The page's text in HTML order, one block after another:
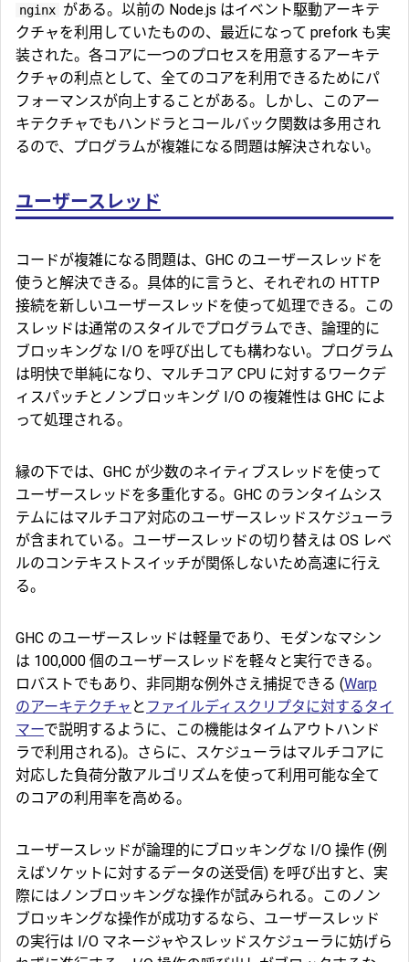
nginx がある。以前の Node.js はイベント駆動アーキテ
クチャを利用していたものの、最近になって prefork も実
装された。各コアに一つのプロセスを用意するアーキテ
クチャの利点として、全てのコアを利用できるためにパ
フォーマンスが向上することがある。しかし、このアー
キテクチャでもハンドラとコールバック関数は多用され
るので、プログラムが複雑になる問題は解決されない。
ユーザースレッド
コードが複雑になる問題は、GHC のユーザースレッドを
使うと解決できる。具体的に言うと、それぞれの HTTP
接続を新しいユーザースレッドを使って処理できる。この
スレッドは通常のスタイルでプログラムでき、論理的に
ブロッキングな I/O を呼び出しても構わない。プログラム
は明快で単純になり、マルチコア CPU に対するワークデ
ィスパッチとノンブロッキング I/O の複雑性は GHC によ
って処理される。
縁の下では、GHC が少数のネイティブスレッドを使って
ユーザースレッドを多重化する。GHC のランタイムシス
テムにはマルチコア対応のユーザースレッドスケジューラ
が含まれている。ユーザースレッドの切り替えは OS レベ
ルのコンテキストスイッチが関係しないため高速に行え
る。
GHC のユーザースレッドは軽量であり、モダンなマシン
は 100,000 個のユーザースレッドを軽々と実行できる。
ロバストでもあり、非同期な例外さえ捕捉できる (Warp
のアーキテクチャ と ファイルディスクリプタに対するタイ
マーで説明するように、この機能はタイムアウトハンド
ラで利用される)。さらに、スケジューラはマルチコアに
対応した負荷分散アルゴリズムを使って利用可能な全て
のコアの利用率を高める。
ユーザースレッドが論理的にブロッキングな I/O 操作 (例
えばソケットに対するデータの送受信) を呼び出すと、実
際にはノンブロッキングな操作が試みられる。このノン
ブロッキングな操作が成功するなら、ユーザースレッド
の実行は I/O マネージャやスレッドスケジューラに妨げら